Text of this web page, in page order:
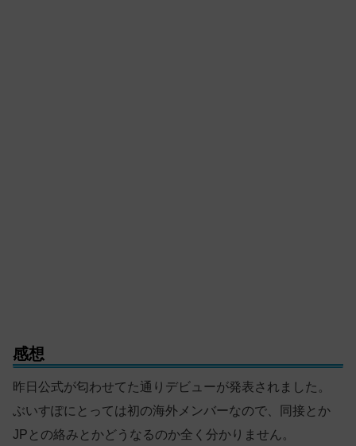
感想
昨日公式が匂わせてた通りデビューが発表されました。
ぶいすぽにとっては初の海外メンバーなので、同接とか
JPとの絡みとかどうなるのか全く分かりません。